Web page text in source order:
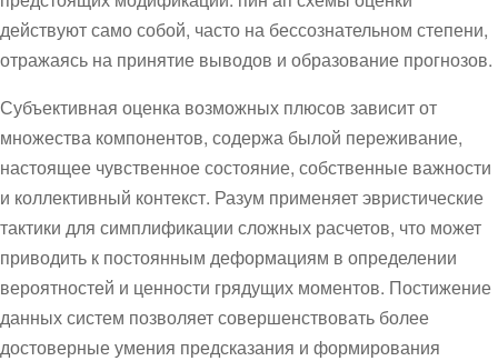
действуют само собой, часто на бессознательном степени,
отражаясь на принятие выводов и образование прогнозов.
Субъективная оценка возможных плюсов зависит от
множества компонентов, содержа былой переживание,
настоящее чувственное состояние, собственные важности
и коллективный контекст. Разум применяет эвристические
тактики для симплификации сложных расчетов, что может
приводить к постоянным деформациям в определении
вероятностей и ценности грядущих моментов. Постижение
данных систем позволяет совершенствовать более
достоверные умения предсказания и формирования